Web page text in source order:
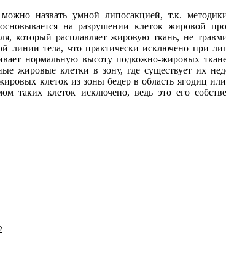
назвать умной липосакцией, т.к.
на разрушении клеток жировой
который расплавляет жировую ткань, не
линии тела, что практически исключено при
нормальную высоту подкожно-жировых
жировые клетки в зону, где существует их
клеток из зоны бедер в область ягодиц
таких клеток исключено, ведь это его